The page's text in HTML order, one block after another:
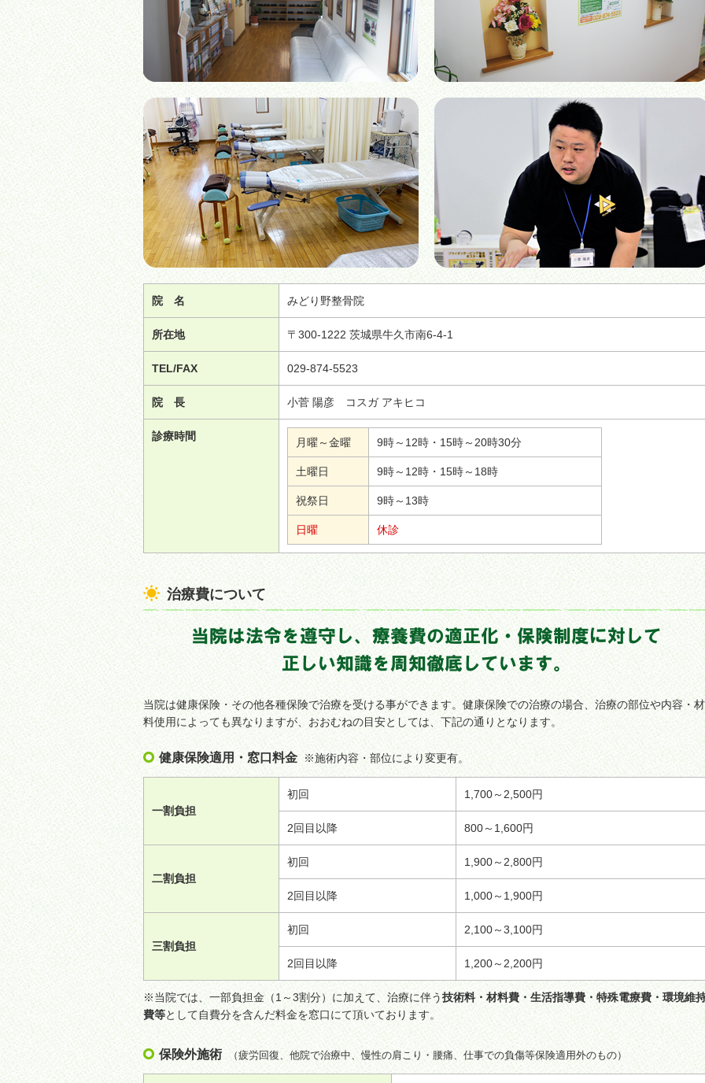
院 名 みどり野整骨院
所在地 〒300-1222 茨城県牛久市南6-4-1
TEL/FAX 029-874-5523
院 長 小菅 陽彦 コスガ アキヒコ
診療時間 月曜～金曜 9時～12時・15時～20時30分
土曜日 9時～12時・15時～18時
祝祭日 9時～13時
日曜 休診
治療費について
当院は健康保険・その他各種保険で治療を受ける事ができます。健康保険での治療の場合、治療の部位や内容・材
料使用によっても異なりますが、おおむねの目安としては、下記の通りとなります。
健康保険適用・窓口料金※施術内容・部位により変更有。
一割負担
初回 1,700～2,500円
2回目以降 800～1,600円
二割負担
初回 1,900～2,800円
2回目以降 1,000～1,900円
三割負担
初回 2,100～3,100円
2回目以降 1,200～2,200円
※当院では、一部負担金（1～3割分）に加えて、治療に伴う技術料・材料費・生活指導費・特殊電療費・環境維
費等として自費分を含んだ料金を窓口にて頂いております。
保険外施術 （疲労回復、他院で治療中、慢性の肩こり・腰痛、仕事での負傷等保険適用外のもの）